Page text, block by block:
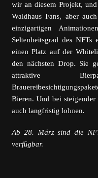
wir an diesem Projekt,
Waldhaus Fans, aber
einzigartigen
Seltenheitsgrad des
einen Platz auf der
den nächsten Drop. Sie
attraktive
Bieren. Und bei
auch langfristig lohnen.
Ab 28. März sind die
verfügbar.